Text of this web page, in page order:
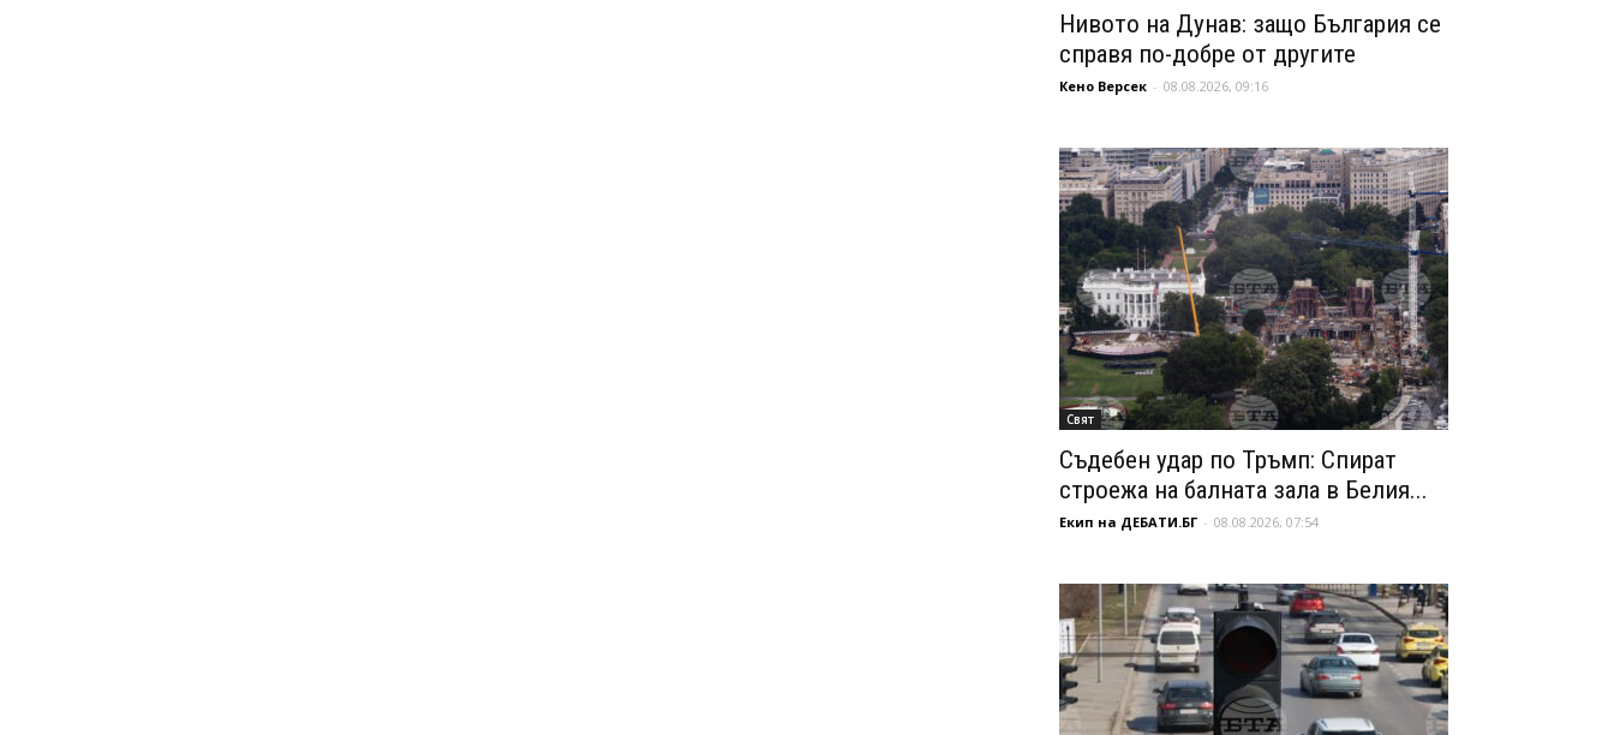
Нивото на Дунав: защо България се
справя по-добре от другите
Кено Версек - 08.08.2026, 09:16
Свят
Съдебен удар по Тръмп: Спират
строежа на балната зала в Белия...
Екип на ДЕБАТИ.БГ - 08.08.2026, 07:54